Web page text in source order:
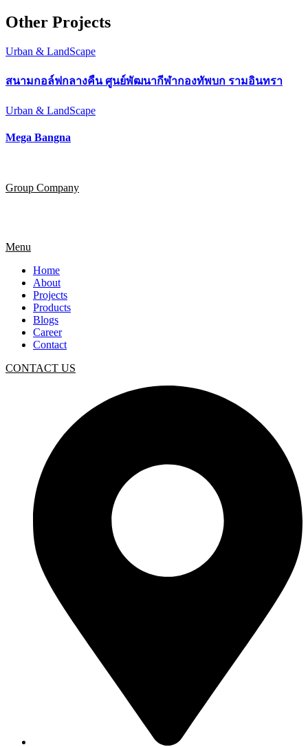
Other Projects
Urban & LandScape
สนามกอล์ฟกลางคืน ศูนย์พัฒนากีฬากองทัพบก รามอินทรา
Urban & LandScape
Mega Bangna
Group Company
Menu
Home
About
Projects
Products
Blogs
Career
Contact
CONTACT US